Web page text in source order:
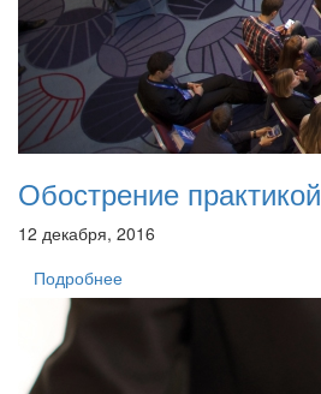
Обострение практикой
12 декабря, 2016
Подробнее